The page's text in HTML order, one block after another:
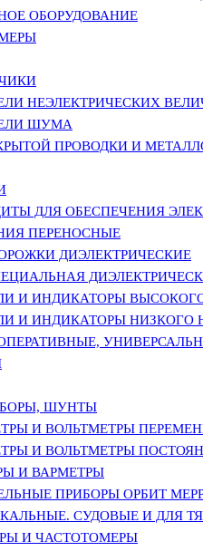
ОБОРУДОВАНИЕ
НЕЭЛЕКТРИЧЕСКИХ
ШУМА
ПРОВОДКИ И
ДЛЯ ОБЕСПЕЧЕНИЯ
ПЕРЕНОСНЫЕ
ДИЭЛЕКТРИЧЕСКИЕ
И ИНДИКАТОРЫ
И ИНДИКАТОРЫ НИЗКОГО
ШУНТЫ
И ВОЛЬТМЕТРЫ
И ВОЛЬТМЕТРЫ
И ВАРМЕТРЫ
ПРИБОРЫ ОРБИТ
СУДОВЫЕ И ДЛЯ
И ЧАСТОТОМЕРЫ